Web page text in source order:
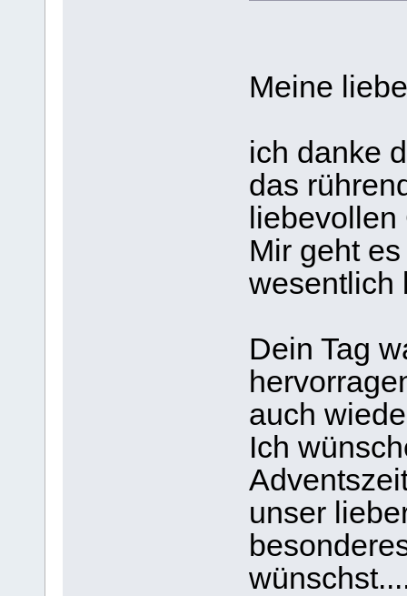
Meine
ich danke
das
Mir geht
wesentlich
Dein Tag
auch
Ich
unser